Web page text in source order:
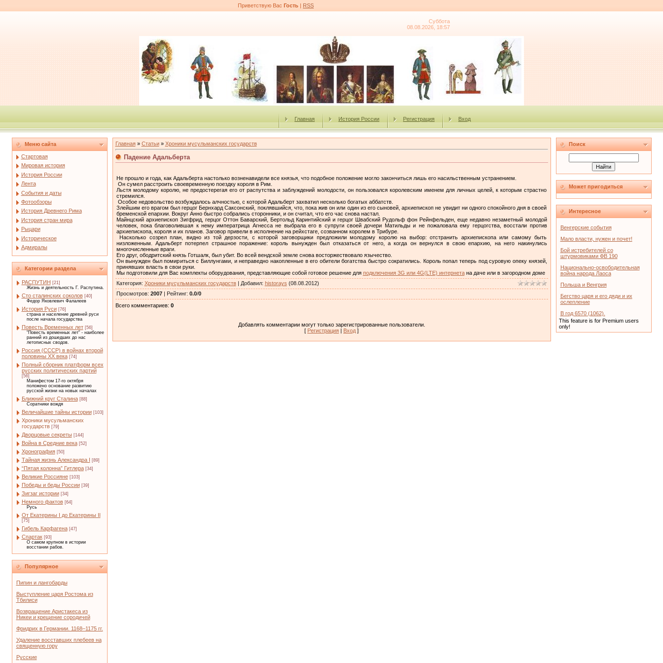
Приветствую Вас Гость | RSS
Суббота
08.08.2026, 18:57
Главная История России Регистрация Вход
Меню сайта
Стартовая
Мировая история
История России
Лента
События и даты
Фотообзоры
История Древнего Рима
История стран мира
Рыцари
Историческое
Адмиралы
Категории раздела
РАСПУТИН [21]
Жизнь и деятельность Г. Распутина.
Сто сталинских соколов [40]
Федор Яковлевич Фалалеев
История Руси [76]
страна и население древней руси
после начала государства
Повесть Временных лет [56]
"Повесть временных лет" - наиболее
ранний из дошедших до нас
летописных сводов.
Россия (СССР) в войнах второй
половины XX века [74]
Полный сборник платформ всех
русских политических партий
[56]
Манифестом 17-го октября
положено основание развитию
русской жизни на новых началах
Ближний круг Сталина [88]
Соратники вождя
Величайшие тайны истории [103]
Хроники мусульманских
государств [79]
Дворцовые секреты [144]
Война в Средние века [52]
Хронография [50]
Тайная жизнь Александра I [89]
“Пятая колонна” Гитлера [34]
Великие Россияне [103]
Победы и беды России [39]
Зигзаг истории [34]
Немного фактов [64]
Русь
От Екатерины I до Екатерины II
[75]
Гибель Карфагена [47]
Спартак [93]
О самом крупном в истории
восстании рабов.
Популярное
Пипин и лангобарды
Выступление царя Ростома из
Тбилиси
Возвращение Аристакеса из
Никеи и крещение сородичей
Фридрих в Германии. 1168–1175 гг.
Удаление восставших плебеев на
священную гору
Русские
Главная» Статьи» Хроники мусульманских государств
Падение Адальберта
Не прошло и года, как Адальберта настолько возненавидели все князья, что подобное положение могло закончиться лишь его насильственным устранением.
Он сумел расстроить своевременную поездку короля в Рим.
Льстя молодому королю, не предостерегая его от распутства и заблуждений молодости, он пользовался королевским именем для личных целей, к которым страстно
стремился.
Особое недовольство возбуждалось алчностью, с которой Адальберт захватил несколько богатых аббатств.
Злейшим его врагом был герцог Бернхард Саксонский, поклявшийся, что, пока жив он или один из его сыновей, архиепископ не увидит ни одного спокойного дня в своей
бременской епархии. Вокруг Анно быстро собрались сторонники, и он считал, что его час снова настал.
Майнцский архиепископ Зигфрид, герцог Оттон Баварский, Бертольд Каринтийский и герцог Швабский Рудольф фон Рейнфельден, еще недавно незаметный молодой
человек, пока благоволившая к нему императрица Агнесса не выбрала его в супруги своей дочери Матильды и не пожаловала ему герцогства, восстали против
архиепископа, короля и их планов. Заговор привели в исполнение на рейхстаге, созванном королем в Трибуре.
Насколько созрел план, видно из той дерзости, с которой заговорщики предложили молодому королю на выбор: отстранить архиепископа или самому быть
низложенным. Адальберт потерпел страшное поражение: король вынужден был отказаться от него, а когда он вернулся в свою епархию, на него накинулись
многочисленные враги.
Его друг, ободритский князь Готшалк, был убит. Во всей вендской земле снова восторжествовало язычество.
Он вынужден был помириться с Биллунгами, и неправедно накопленные в его обители богатства быстро сократились. Король попал теперь под суровую опеку князей,
принявших власть в свои руки.
Мы подготовили для Вас комплекты оборудования, представляющие собой готовое решение для подключения 3G или 4G(LTE) интернетана даче или в загородном доме
Категория: Хроники мусульманских государств| Добавил: historays (08.08.2012)
Просмотров: 2007| Рейтинг: 0.0/0
Всего комментариев: 0
Добавлять комментарии могут только зарегистрированные пользователи.
[ Регистрация | Вход ]
Поиск
Может пригодиться
Интересное
Венгерские события
Мало власти, нужен и почет!
Бой истребителей со
штурмовиками ФВ 190
Национально-освободительная
война народа Лаоса
Польша и Венгрия
Бегство царя и его дяди и их
ослепление
В год 6570 (1062).
This feature is for Premium users
only!